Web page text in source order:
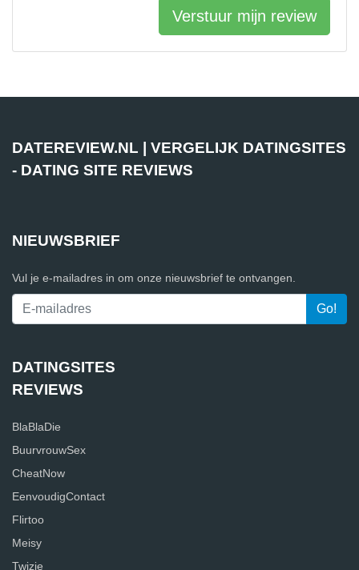
Verstuur mijn review
DATEREVIEW.NL | VERGELIJK DATINGSITES
- DATING SITE REVIEWS
NIEUWSBRIEF
Vul je e-mailadres in om onze nieuwsbrief te ontvangen.
DATINGSITES
REVIEWS
BlaBlaDie
BuurvrouwSex
CheatNow
EenvoudigContact
Flirtoo
Meisy
Twizie